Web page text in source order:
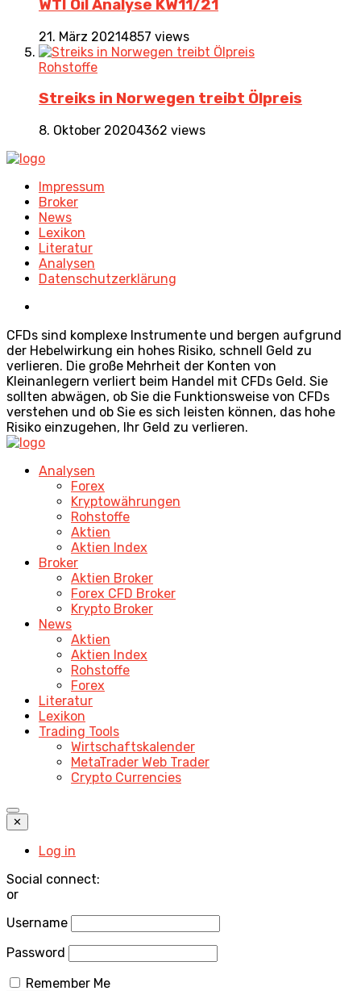
WTI Oil Analyse KW11/21
21. März 20214857 views
Rohstoffe
Streiks in Norwegen treibt Ölpreis
8. Oktober 20204362 views
Impressum
Broker
News
Lexikon
Literatur
Analysen
Datenschutzerklärung
CFDs sind komplexe Instrumente und bergen aufgrund
der Hebelwirkung ein hohes Risiko, schnell Geld zu
verlieren. Die große Mehrheit der Konten von
Kleinanlegern verliert beim Handel mit CFDs Geld. Sie
sollten abwägen, ob Sie die Funktionsweise von CFDs
verstehen und ob Sie es sich leisten können, das hohe
Risiko einzugehen, Ihr Geld zu verlieren.
Analysen
Forex
Kryptowährungen
Rohstoffe
Aktien
Aktien Index
Broker
Aktien Broker
Forex CFD Broker
Krypto Broker
News
Aktien
Aktien Index
Rohstoffe
Forex
Literatur
Lexikon
Trading Tools
Wirtschaftskalender
MetaTrader Web Trader
Crypto Currencies
✕
Log in
Social connect:
or
Username
Password
Remember Me